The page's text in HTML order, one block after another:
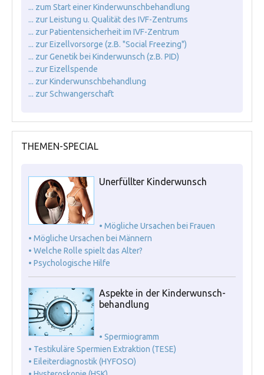
... zum Start einer Kinderwunschbehandlung
... zur Leistung u. Qualität des IVF-Zentrums
... zur Patientensicherheit im IVF-Zentrum
... zur Eizellvorsorge (z.B. "Social Freezing")
... zur Genetik bei Kinderwunsch (z.B. PID)
... zur Eizellspende
... zur Kinderwunschbehandlung
... zur Schwangerschaft
THEMEN-SPECIAL
Unerfüllter Kinderwunsch
• Mögliche Ursachen bei Frauen
• Mögliche Ursachen bei Männern
• Welche Rolle spielt das Alter?
• Psychologische Hilfe
Aspekte in der Kinderwunsch-
behandlung
• Spermiogramm
• Testikuläre Spermien Extraktion (TESE)
• Eileiterdiagnostik (HYFOSO)